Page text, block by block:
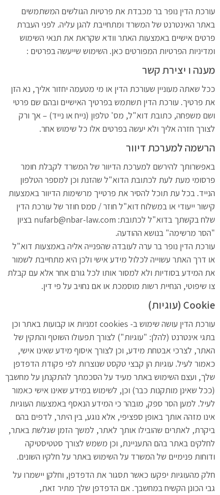
עורכת הדין נופר בר מכבדת את פרטיות הגולשים המשתמשים
באתר האינטרנט של המשרד ומתחייבת להגן עליה. לפני העברת
פרטים אישיים באמצעות האתר וודא שקראת את תנאי השימוש
ומדיניות הפרטיות המפורטים כאן. השימוש שייעשה בפרטים :
מענה ו יצירת קשר
ככל שאתה מעוניין שעורכת הדין או מי מטעמה יחזור אליך, נא הזן
את פרטיך. עורכת הדין תשתמש בפרטיך האישיים ובהם שם פרטי
ושם משפחה, כתובת דוא"ל, מס' טלפון (נייח או נייד) – אך ורק
לצורך חזרה אליך ולא יעשה בפרטים אלו כל שימוש אחר.
הרשמה למערכת דיוור
באפשרותך להירשם למערכת הדיוור של המשרד לקבלת חומר
פרסומי מעת לעת לכתובת הדוא"ל שהזנת וכן למספר הטלפון
הנייד. בכל עת תוכל להסיר את פרטייך מרשימות הדיוור באמצעות
קישור ייעודי או במשלוח דוא"ל חוזר / סמס חוזר של עורכת הדין
שלח בקשתך בדוא"ל לכתובת: nufarb@nbar-law.com בציון
"הסר מרשימה" בנושא ההודעה.
עורכת הדין נופר בר ערה לעובדה שהפנייה אליה באמצעות דוא"ל
או דרך האתר עשוייה לכלול מידע אישי ולכן היא מתחייבת לשמור
את המידע בסודיות ולא למסור אותו לכל גורם אחר אלא עם קבלת
צו שיפוטי, הנחיית רשות מוסמכת או אם נחויב על פי דין.
Cookie (עוגיות)
עורכת הדין עושה שימוש ב- cookies זמניות או קבועות באתר וכן
בתגי אינטרנט (להלן: "עוגיות") לצורך תפעולו השוטף והתקין של
האתר, לצרכי אבטחת מידע, וכן לצורך איסוף מידע שאינו אישי,
כאמור לעיל. עוגיות הן קבצי טקסט שנוצרות לפי פקודת הדפדפן
שלך, ועצם השימוש באתר מעיד על הסכמתך להתקנתן על מחשבך
(ככל שאינן מותקנות כבר) וכן, לשימוש במידע שאינו אישי כאמור
לעיל. למען הסר ספק, מובהר כי המידע הנאסף באמצעות העוגיות
אינו מזהה אותך באופן ספציפי, אלא נוגע, בין היתר, לדפים בהם
ביקרת, לאתרים שהובילו אותך לאתר, למשך הזמן שגלשת באתר,
לחלקים באתר בהם התעניינת, וכן משמש לצורך סטטיסטיקה
ודוחות פנימיים של המשרד על השימוש באתר על חלקיו השונים.
חלק מהעוגיות יפקעו כאשר תסגור את הדפדפן, וחלקן יישמרו על
גבי הכונן הקשיח במחשבך. אם הדפדפן שלך מתיר זאת,